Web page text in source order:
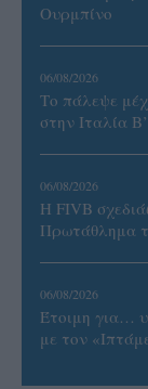
Ουρμπίνο
06/08/2026
Το πάλεψε
στην Ιταλία Β’
06/08/2026
Η FIVB
Πρωτάθλημα
06/08/2026
Έτοιμη για…
με τον